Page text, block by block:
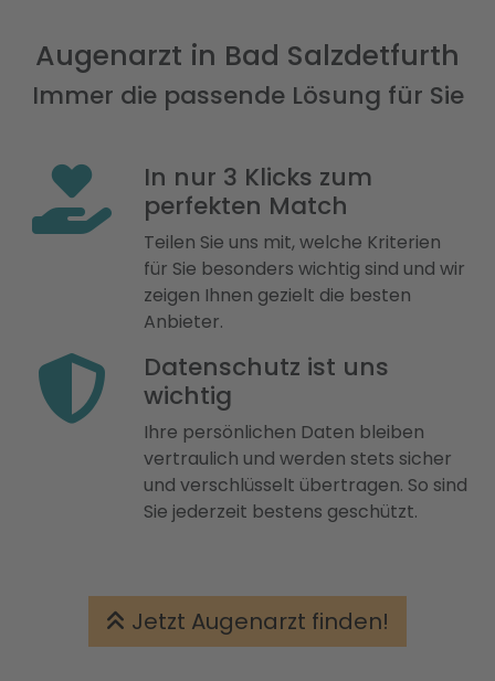
Augenarzt in Bad Salzdetfurth
Immer die passende Lösung für Sie
In nur 3 Klicks zum
perfekten Match
Teilen Sie uns mit, welche Kriterien
für Sie besonders wichtig sind und wir
zeigen Ihnen gezielt die besten
Anbieter.
Datenschutz ist uns
wichtig
Ihre persönlichen Daten bleiben
vertraulich und werden stets sicher
und verschlüsselt übertragen. So sind
Sie jederzeit bestens geschützt.
Jetzt Augenarzt finden!